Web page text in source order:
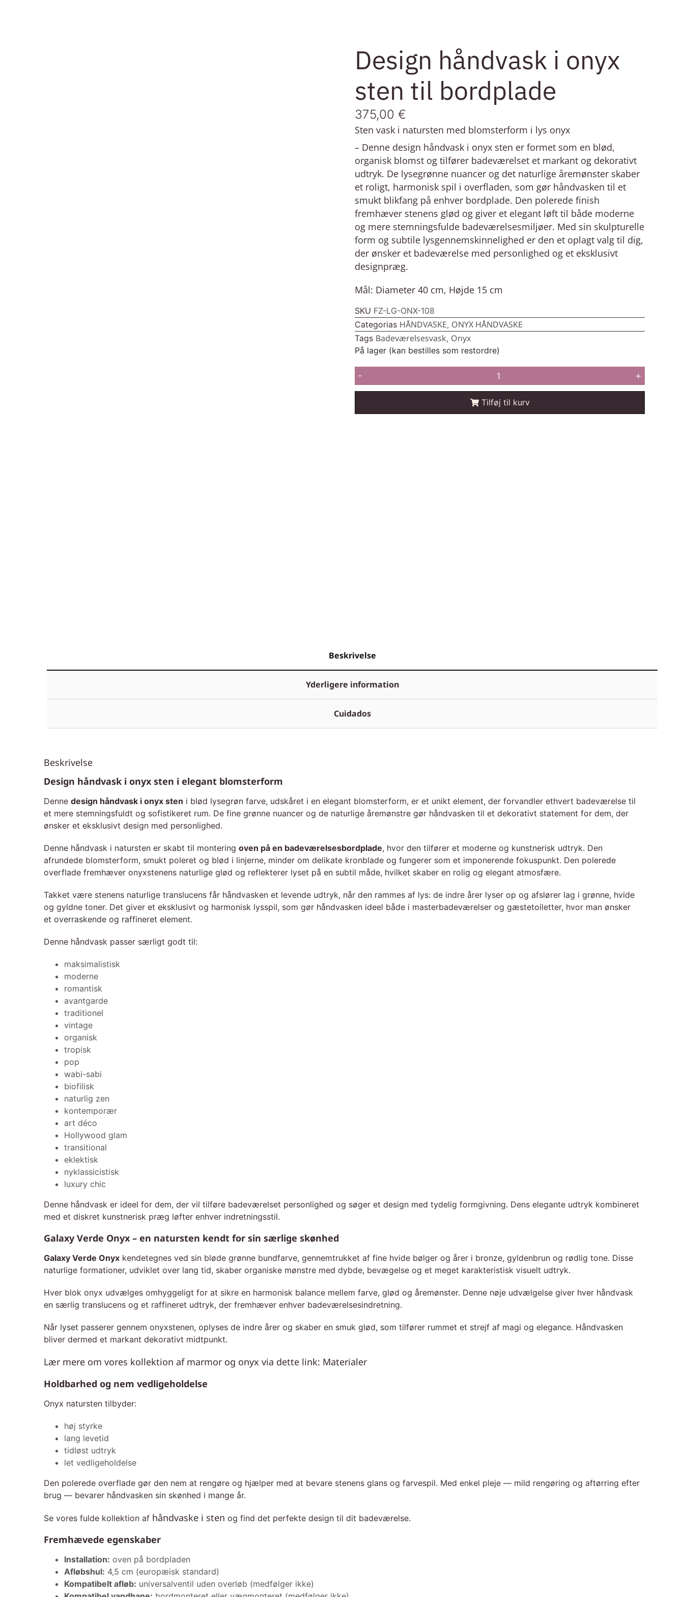
Design håndvask i onyx
sten til bordplade
375,00 €
Sten vask i natursten med blomsterform i lys onyx
– Denne design håndvask i onyx sten er formet som en blød,
organisk blomst og tilfører badeværelset et markant og dekorativt
udtryk. De lysegrønne nuancer og det naturlige åremønster skaber
et roligt, harmonisk spil i overfladen, som gør håndvasken til et
smukt blikfang på enhver bordplade. Den polerede finish
fremhæver stenens glød og giver et elegant løft til både moderne
og mere stemningsfulde badeværelsesmiljøer. Med sin skulpturelle
form og subtile lysgennemskinnelighed er den et oplagt valg til dig,
der ønsker et badeværelse med personlighed og et eksklusivt
designpræg.
Mål: Diameter 40 cm, Højde 15 cm
SKU FZ-LG-ONX-108
Categorias HÅNDVASKE, ONYX HÅNDVASKE
Tags Badeværelsesvask, Onyx
På lager (kan bestilles som restordre)
- +
Tilføj til kurv
Beskrivelse
Yderligere information
Cuidados
Beskrivelse
Design håndvask i onyx sten i elegant blomsterform
Denne design håndvask i onyx sten i blød lysegrøn farve, udskåret i en elegant blomsterform, er et unikt element, der forvandler ethvert badeværelse til
et mere stemningsfuldt og sofistikeret rum. De fine grønne nuancer og de naturlige åremønstre gør håndvasken til et dekorativt statement for dem, der
ønsker et eksklusivt design med personlighed.
Denne håndvask i natursten er skabt til montering oven på en badeværelsesbordplade, hvor den tilfører et moderne og kunstnerisk udtryk. Den
afrundede blomsterform, smukt poleret og blød i linjerne, minder om delikate kronblade og fungerer som et imponerende fokuspunkt. Den polerede
overflade fremhæver onyxstenens naturlige glød og reflekterer lyset på en subtil måde, hvilket skaber en rolig og elegant atmosfære.
Takket være stenens naturlige translucens får håndvasken et levende udtryk, når den rammes af lys: de indre årer lyser op og afslører lag i grønne, hvide
og gyldne toner. Det giver et eksklusivt og harmonisk lys­spil, som gør håndvasken ideel både i masterbadeværelser og gæstetoiletter, hvor man ønsker
et overraskende og raffineret element.
Denne håndvask passer særligt godt til:
maksimalistisk
moderne
romantisk
avantgarde
traditionel
vintage
organisk
tropisk
pop
wabi-sabi
biofilisk
naturlig zen
kontemporær
art déco
Hollywood glam
transitional
eklektisk
nyklassicistisk
luxury chic
Denne håndvask er ideel for dem, der vil tilføre badeværelset personlighed og søger et design med tydelig formgivning. Dens elegante udtryk kombineret
med et diskret kunstnerisk præg løfter enhver indretningsstil.
Galaxy Verde Onyx – en natursten kendt for sin særlige skønhed
Galaxy Verde Onyx kendetegnes ved sin bløde grønne bundfarve, gennemtrukket af fine hvide bølger og årer i bronze, gyldenbrun og rødlig tone. Disse
naturlige formationer, udviklet over lang tid, skaber organiske mønstre med dybde, bevægelse og et meget karakteristisk visuelt udtryk.
Hver blok onyx udvælges omhyggeligt for at sikre en harmonisk balance mellem farve, glød og åremønster. Denne nøje udvælgelse giver hver håndvask
en særlig translucens og et raffineret udtryk, der fremhæver enhver badeværelsesindretning.
Når lyset passerer gennem onyxstenen, oplyses de indre årer og skaber en smuk glød, som tilfører rummet et strejf af magi og elegance. Håndvasken
bliver dermed et markant dekorativt midtpunkt.
Lær mere om vores kollektion af marmor og onyx via dette link: Materialer
Holdbarhed og nem vedligeholdelse
Onyx natursten tilbyder:
høj styrke
lang levetid
tidløst udtryk
let vedligeholdelse
Den polerede overflade gør den nem at rengøre og hjælper med at bevare stenens glans og farvespil. Med enkel pleje — mild rengøring og aftørring efter
brug — bevarer håndvasken sin skønhed i mange år.
Se vores fulde kollektion af håndvaske i sten og find det perfekte design til dit badeværelse.
Fremhævede egenskaber
Installation: oven på bordpladen
Afløbshul: 4,5 cm (europæisk standard)
Kompatibelt afløb: universalventil uden overløb (medfølger ikke)